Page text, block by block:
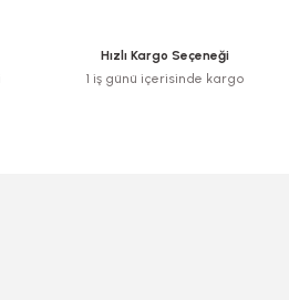
olmalı.
Hızlı Kargo Seçeneği
1 iş günü içerisinde kargo